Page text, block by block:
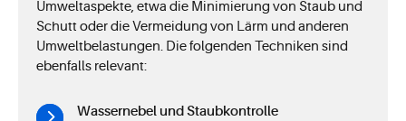
Umweltaspekte, etwa die Minimierung von Staub und
Schutt oder die Vermeidung von Lärm und anderen
Umweltbelastungen. Die folgenden Techniken sind
ebenfalls relevant:
Wassernebel und Staubkontrolle